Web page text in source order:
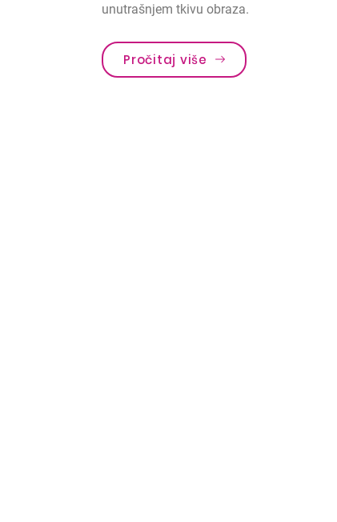
unutrašnjem tkivu obraza.
Pročitaj više